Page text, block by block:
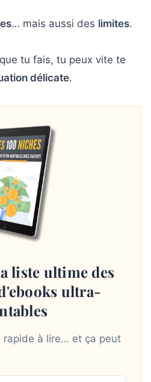
… mais aussi des limites.
tu fais, tu peux vite te
délicate.
liste ultime des
ultra-
rapide à lire… et ça peut